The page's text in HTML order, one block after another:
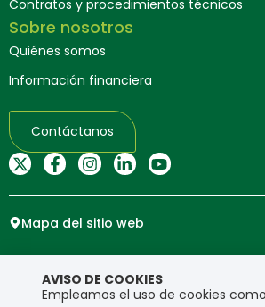
Contratos y procedimientos técnicos
Sobre nosotros
Quiénes somos
Información financiera
Contáctanos
Mapa del sitio web
Política de privacidad
AVISO DE COOKIES
Empleamos el uso de cookies